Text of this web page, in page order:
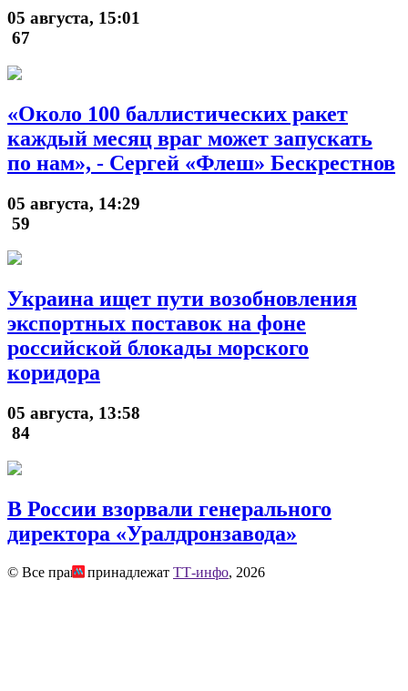
05 августа, 15:01
67
«Около 100 баллистических ракет
каждый месяц враг может запускать
по нам», - Сергей «Флеш» Бескрестнов
05 августа, 14:29
59
Украина ищет пути возобновления
экспортных поставок на фоне
российской блокады морского
коридора
05 августа, 13:58
84
В России взорвали генерального
директора «Уралдронзавода»
© Все права принадлежат ТТ-инфо, 2026